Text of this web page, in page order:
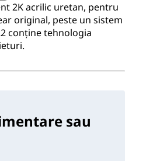
2K acrilic uretan, pentru
original, peste un sistem
conține tehnologia
sau